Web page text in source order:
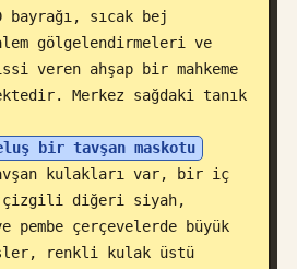
bayrağı, sıcak bej
gölgelendirmeleri ve
veren ahşap bir mahkeme
Merkez sağdaki tanık
bir tavşan maskotu
kulakları var, bir iç
çizgili diğeri siyah,
pembe çerçevelerde büyük
renkli kulak üstü